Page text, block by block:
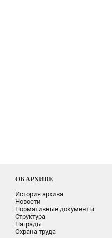
ОБ АРХИВЕ
История архива
Новости
Нормативные документы
Структура
Награды
Охрана труда